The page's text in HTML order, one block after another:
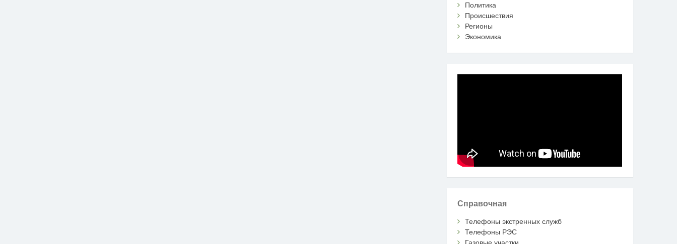
Политика
Происшествия
Регионы
Экономика
Справочная
Телефоны экстренных служб
Телефоны РЭС
Газовые участки